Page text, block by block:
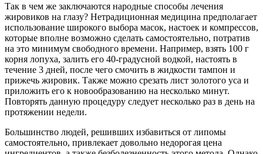
Так в чем же заключаются народные способы лечения
жировиков на глазу? Нетрадиционная медицина предполагает
использование широкого выбора масок, настоек и компрессов,
которые вполне возможно сделать самостоятельно, потратив
на это минимум свободного времени. Например, взять 100 г
корня лопуха, залить его 40-градусной водкой, настоять в
течение 3 дней, после чего смочить в жидкости тампон и
прижечь жировик. Также можно срезать лист золотого уса и
приложить его к новообразованию на несколько минут.
Повторять данную процедуру следует несколько раз в день на
протяжении недели.
Большинство людей, решивших избавиться от липомы
самостоятельно, привлекает довольно недорогая цена